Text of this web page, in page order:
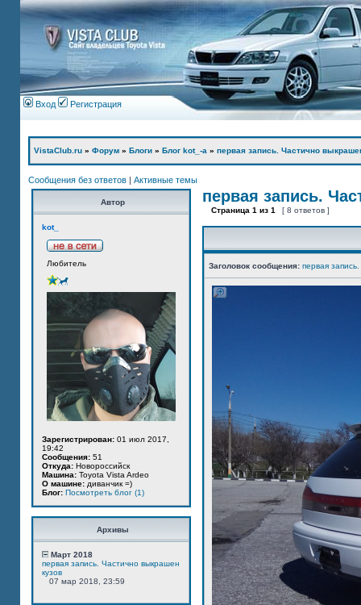
Вход Регистрация
VistaClub.ru » Форум » Блоги » Блог kot_-а » первая запись. Частично
Сообщения без ответов | Активные темы
Автор
kot_
Любитель
Зарегистрирован: 01 июл 2017,
19:42
Сообщения: 51
Откуда: Новороссийск
Машина: Toyota Vista Ardeo
О машине: диванчик =)
Блог: Посмотреть блог (1)
Архивы
Март 2018
первая запись. Частично выкрашен
кузов
07 мар 2018, 23:59
первая запись.
Страница 1 из 1 [ 8 ответов ]
Заголовок сообщения: первая